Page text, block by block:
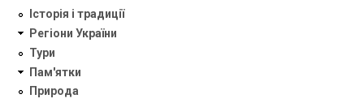
Історія і традиції
Регіони України
Тури
Пам'ятки
Природа